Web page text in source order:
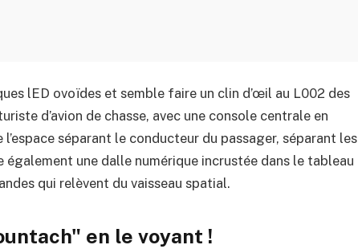
lED ovoïdes et semble faire un clin d’œil au L002 des
d’avion de chasse, avec une console centrale en
séparant le conducteur du passager, séparant les
une dalle numérique incrustée dans le tableau
qui relèvent du vaisseau spatial.
en le voyant !